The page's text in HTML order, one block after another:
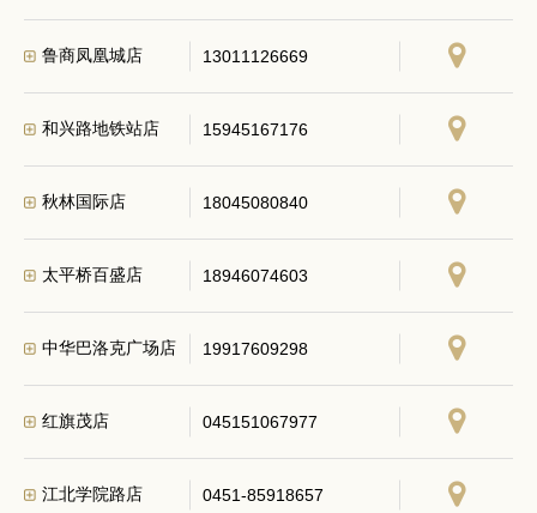
鲁商凤凰城店 13011126669
和兴路地铁站店 15945167176
秋林国际店 18045080840
太平桥百盛店 18946074603
中华巴洛克广场店 19917609298
红旗茂店 045151067977
江北学院路店 0451-85918657